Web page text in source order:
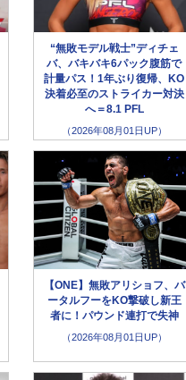
“無敗モデル戦士”ディチェ
バ、バキバキ6パック腹筋で
計量パス！1年ぶり復帰、KO
決着必至のストライカー対決
へ＝8.1 PFL
（2026年08月01日UP）
【ONE】無敗アリショフ、バ
ータルフーをKO撃破し新王
者に！パウンド連打で失神
（2026年08月01日UP）